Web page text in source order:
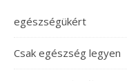
egészségükért
Csak egészség legyen